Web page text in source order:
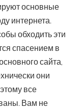
основные
интернета.
обходить эти
спасением в
сайта,
они
все
Вам не